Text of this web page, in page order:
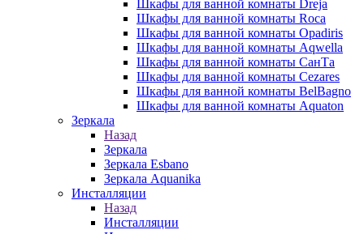
Шкафы для ванной комнаты Dreja
Шкафы для ванной комнаты Roca
Шкафы для ванной комнаты Opadiris
Шкафы для ванной комнаты Aqwella
Шкафы для ванной комнаты СанТа
Шкафы для ванной комнаты Cezares
Шкафы для ванной комнаты BelBagno
Шкафы для ванной комнаты Aquaton
Зеркала
Назад
Зеркала
Зеркала Esbano
Зеркала Aquanika
Инсталляции
Назад
Инсталляции